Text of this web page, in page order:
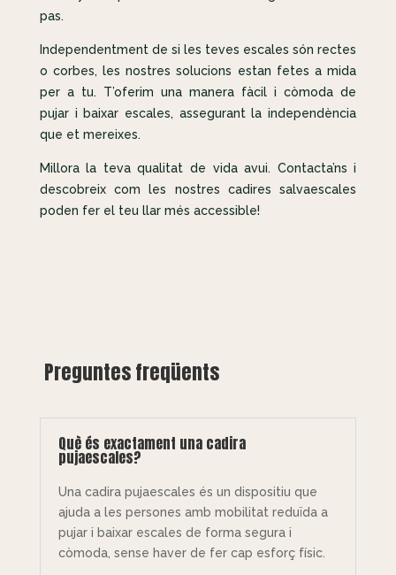
pas.
Independentment de si les teves escales són rectes
o corbes, les nostres solucions estan fetes a mida
per a tu. T’oferim una manera fàcil i còmoda de
pujar i baixar escales, assegurant la independència
que et mereixes.
Millora la teva qualitat de vida avui. Contacta’ns i
descobreix com les nostres cadires salvaescales
poden fer el teu llar més accessible!
Preguntes freqüents
Què és exactament una cadira
pujaescales?
Una cadira pujaescales és un dispositiu que
ajuda a les persones amb mobilitat reduïda a
pujar i baixar escales de forma segura i
còmoda, sense haver de fer cap esforç físic.